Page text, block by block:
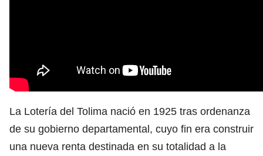
La Lotería del Tolima nació en 1925 tras ordenanza
de su gobierno departamental, cuyo fin era construir
una nueva renta destinada en su totalidad a la